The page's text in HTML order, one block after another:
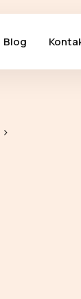
Blog
>